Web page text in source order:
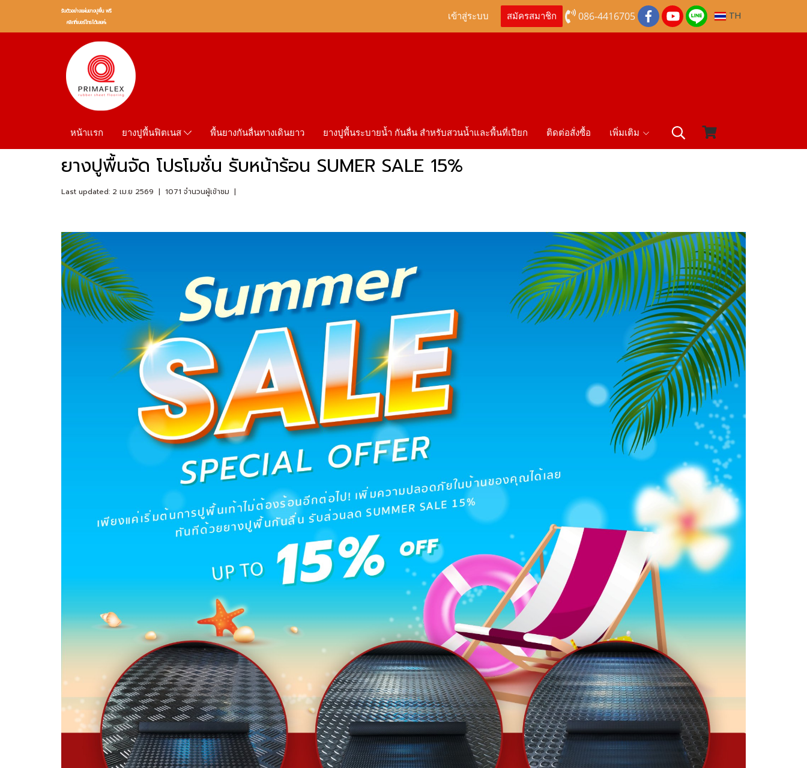
รับตัวอย่างเเผ่นยางปูพื้น ฟรี
คลิกที่เบอร์โทรได้เลยค่ะ
เข้าสู่ระบบ สมัครสมาชิก 086-4416705 TH
หน้าเเรก ยางปูพื้นฟิตเนส พื้นยางกันลื่นทางเดินยาว ยางปูพื้นระบายน้ำ กันลื่น สำหรับสวนน้ำและพื้นที่เปียก ติดต่อสั่งซื้อ เพิ่มเติม
ยางปูพื้นจัด โปรโมชั่น รับหน้าร้อน SUMER SALE 15%
Last updated: 2 เม.ย 2569 | 1071 จำนวนผู้เข้าชม |